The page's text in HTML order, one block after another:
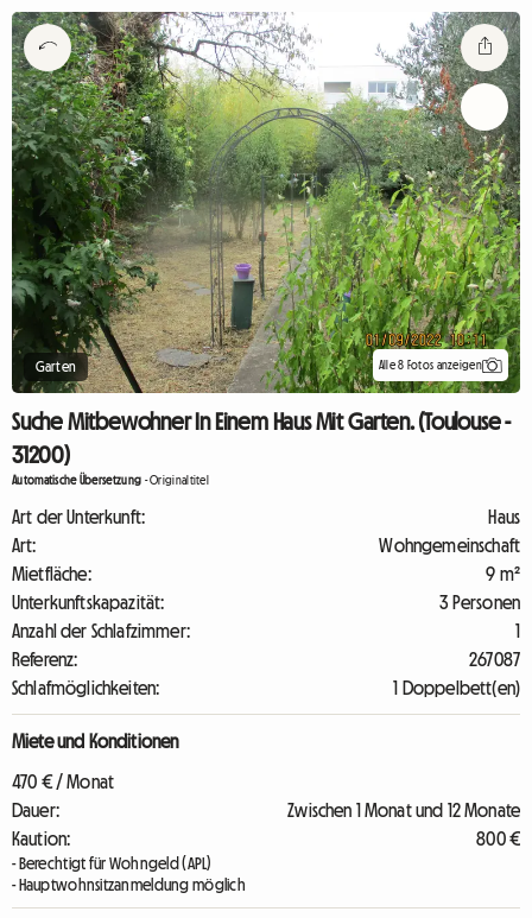
Garten Alle 8 Fotos anzeigen
Suche Mitbewohner In Einem Haus Mit Garten. (Toulouse -
31200)
Automatische Übersetzung -Originaltitel
Art der Unterkunft:
Haus
Art:
Wohngemeinschaft
Mietfläche:
9 m²
Unterkunftskapazität:
3 Personen
Anzahl der Schlafzimmer:
1
Referenz:
267087
Schlafmöglichkeiten:
1 Doppelbett(en)
Miete und Konditionen
470 € / Monat
Dauer:
Zwischen 1 Monat und 12 Monate
Kaution:
800 €
- Berechtigt für Wohngeld (APL)
- Hauptwohnsitzanmeldung möglich